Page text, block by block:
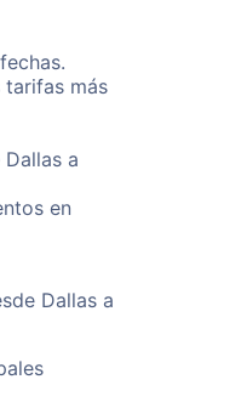
tarifas más
a
en
Dallas a